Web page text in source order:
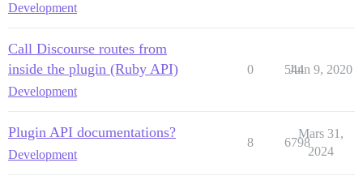
Development
Call Discourse routes from
inside the plugin (Ruby API)
Development
0 544
Juin 9, 2020
Plugin API documentations?
Development
8 6798
Mars 31,
2024